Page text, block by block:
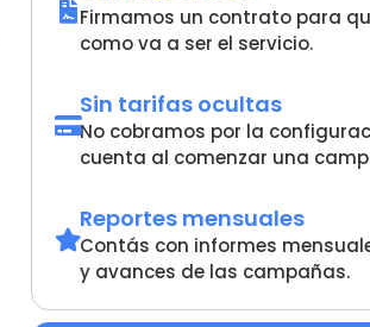
Firmamos un contrato para
como va a ser el servicio.
Sin tarifas ocultas
No cobramos por la
cuenta al comenzar una
Reportes mensuales
Contás con informes
y avances de las campañas.